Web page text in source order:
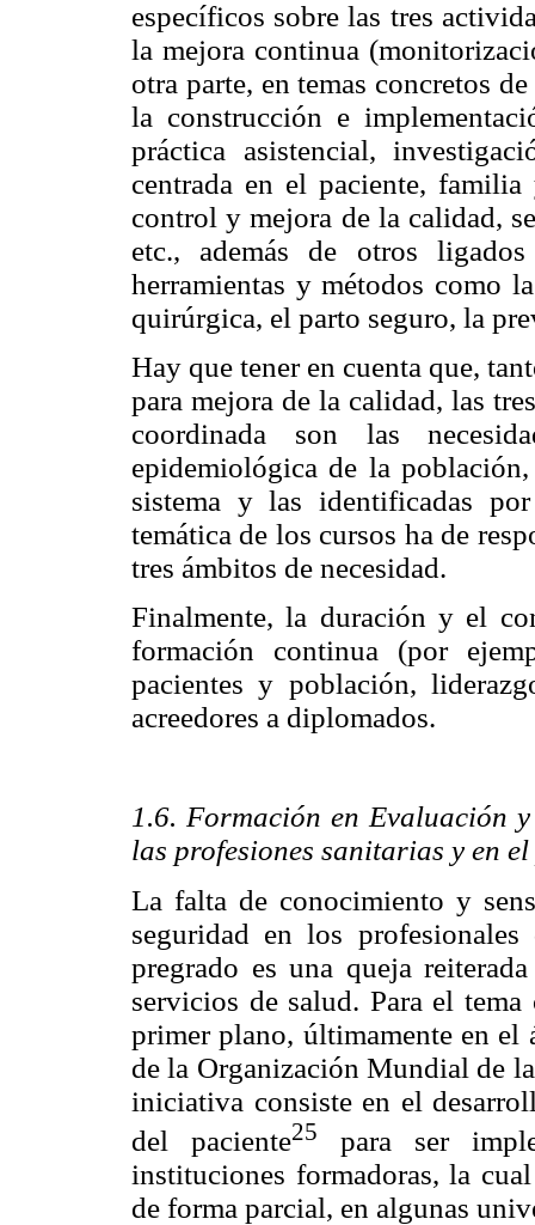
específicos sobre las tres
la mejora continua
otra parte, en temas concretos
la construcción e
práctica asistencial,
centrada en el paciente,
control y mejora de la calidad,
etc., además de otros
herramientas y métodos como
quirúrgica, el parto seguro, la
Hay que tener en cuenta que,
para mejora de la calidad, las
coordinada son las
epidemiológica de la
sistema y las identificadas
temática de los cursos ha de
tres ámbitos de necesidad.
Finalmente, la duración y el
formación continua (por
pacientes y población,
acreedores a diplomados.
1.6. Formación en Evaluación
las profesiones sanitarias y en
La falta de conocimiento y
seguridad en los
pregrado es una queja
servicios de salud. Para el
primer plano, últimamente en
de la Organización Mundial de
iniciativa consiste en el
del paciente25
para ser
instituciones formadoras, la
de forma parcial, en algunas